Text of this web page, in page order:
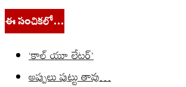
ఈ సంచికలో…
‘కాల్ యూ లేటర్’
అప్పులు పుట్టు తావు…